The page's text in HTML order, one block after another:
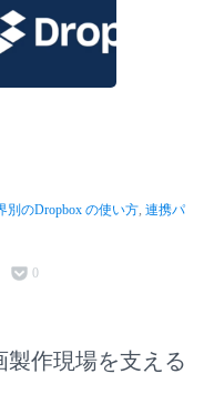
別のDropbox の使い方, 連携パ
0
作現場を支える